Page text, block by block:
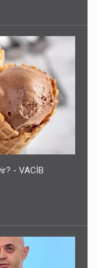
- VACİB